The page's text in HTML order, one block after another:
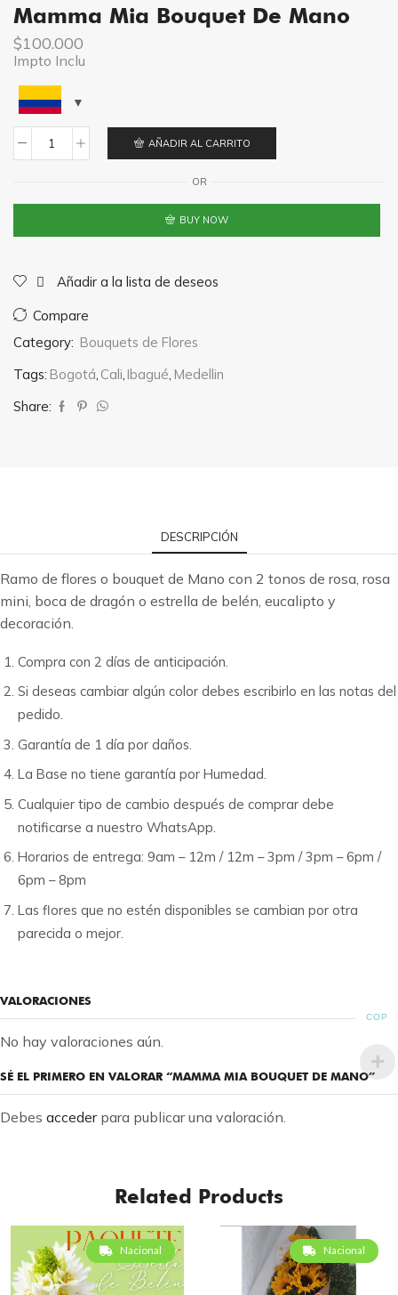
Mamma Mia Bouquet De Mano
$100.000
Impto Inclu
Bouquet
cantidad
AÑADIR AL CARRITO
OR
BUY NOW
Añadir a la lista de deseos
Compare
Category: Bouquets de Flores
Tags: Bogotá Cali Ibagué Medellin
Share:
DESCRIPCIÓN
Ramo de flores o bouquet de Mano con 2 tonos de rosa, rosa
mini, boca de dragón o estrella de belén, eucalipto y
decoración.
Compra con 2 días de anticipación.
Si deseas cambiar algún color debes escribirlo en las notas del
pedido.
Garantía de 1 día por daños.
La Base no tiene garantía por Humedad.
Cualquier tipo de cambio después de comprar debe
notificarse a nuestro WhatsApp.
Horarios de entrega: 9am – 12m / 12m – 3pm / 3pm – 6pm /
6pm – 8pm
Las flores que no estén disponibles se cambian por otra
parecida o mejor.
VALORACIONES
No hay valoraciones aún.
SÉ EL PRIMERO EN VALORAR “MAMMA MIA BOUQUET DE MANO”
Debes accederpara publicar una valoración.
Related Products
Nacional Nacional
COP